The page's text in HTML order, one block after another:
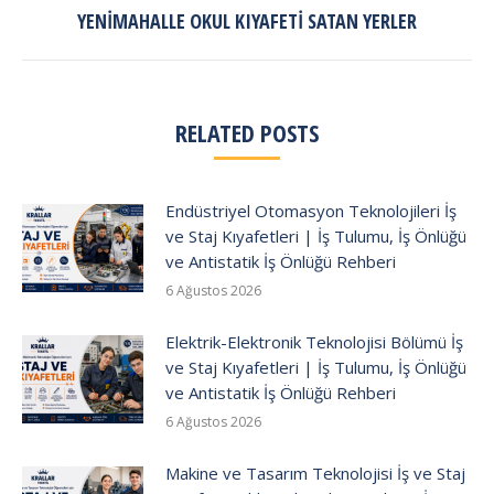
Next
YENIMAHALLE OKUL KIYAFETI SATAN YERLER
RELATED POSTS
Endüstriyel Otomasyon Teknolojileri İş
ve Staj Kıyafetleri | İş Tulumu, İş Önlüğü
ve Antistatik İş Önlüğü Rehberi
6 Ağustos 2026
Elektrik-Elektronik Teknolojisi Bölümü İş
ve Staj Kıyafetleri | İş Tulumu, İş Önlüğü
ve Antistatik İş Önlüğü Rehberi
6 Ağustos 2026
Makine ve Tasarım Teknolojisi İş ve Staj